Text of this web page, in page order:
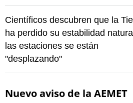
Científicos descubren que la
ha perdido su estabilidad
las estaciones se están
"desplazando"
Nuevo aviso de la AEMET